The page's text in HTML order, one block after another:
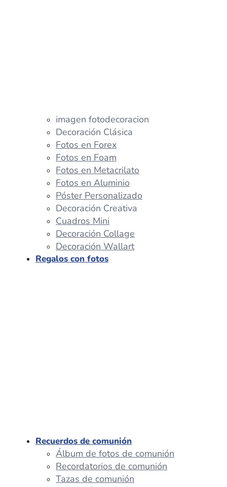
imagen fotodecoracion
Decoración Clásica
Fotos en Forex
Fotos en Foam
Fotos en Metacrilato
Fotos en Aluminio
Póster Personalizado
Decoración Creativa
Cuadros Mini
Decoración Collage
Decoración Wallart
Regalos con fotos
Recuerdos de comunión
Álbum de fotos de comunión
Recordatorios de comunión
Tazas de comunión